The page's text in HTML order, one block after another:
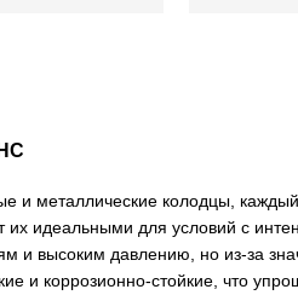
и металлические колодцы,
их идеальными для условий с
высоким давлению, но из-за
и коррозионно-стойкие, что